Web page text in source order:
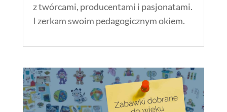
z twórcami, producentami i pasjonatami.
I zerkam swoim pedagogicznym okiem.